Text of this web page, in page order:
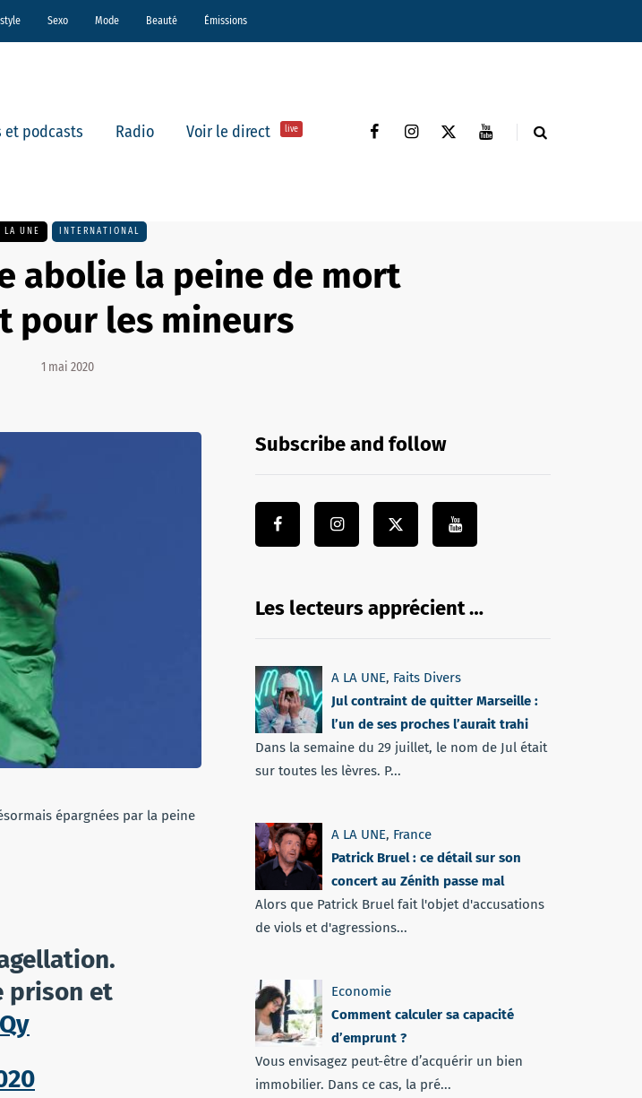
Sexo Mode Beauté Émissions
et podcasts Radio Voir le direct live
LA UNE INTERNATIONAL
abolie la peine de mort
pour les mineurs
1 mai 2020
épargnées par la peine
prison et
Subscribe and follow
Les lecteurs apprécient …
A LA UNE, Faits Divers
Jul contraint de quitter Marseille :
l’un de ses proches l’aurait trahi
Dans la semaine du 29 juillet, le nom de Jul était
sur toutes les lèvres. P...
A LA UNE, France
Patrick Bruel : ce détail sur son
concert au Zénith passe mal
Alors que Patrick Bruel fait l'objet d'accusations
de viols et d'agressions...
Economie
Comment calculer sa capacité
d’emprunt ?
Vous envisagez peut-être d’acquérir un bien
immobilier. Dans ce cas, la pré...